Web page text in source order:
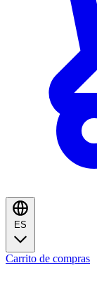
ES
Carrito de compras